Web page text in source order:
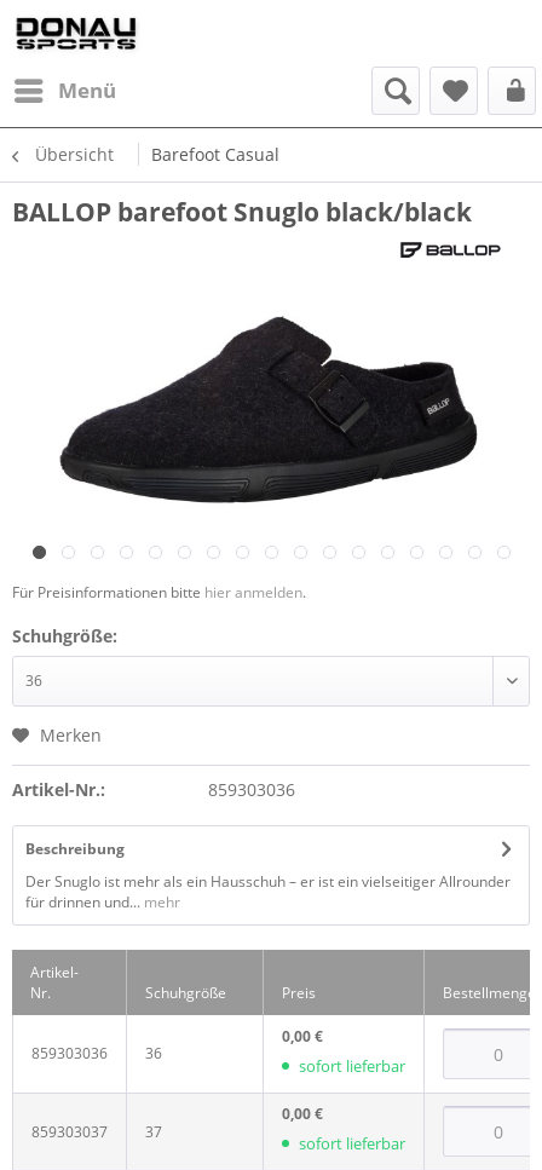
Menü
Übersicht Barefoot Casual
BALLOP barefoot Snuglo black/black
Für Preisinformationen bitte hier anmelden.
Schuhgröße:
Merken
Artikel-Nr.: 859303036
Beschreibung
Der Snuglo ist mehr als ein Hausschuh – er ist ein vielseitiger Allrounder
für drinnen und... mehr
Artikel-
Nr.
Schuhgröße Preis Bestellmenge
859303036 36
0,00 €
sofort lieferbar
859303037 37
0,00 €
sofort lieferbar